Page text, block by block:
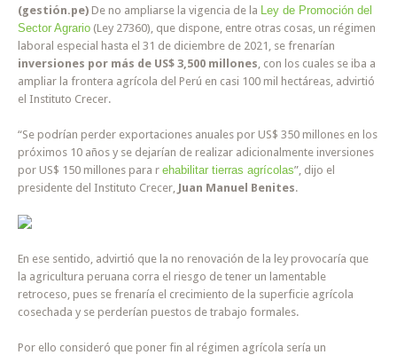
(gestión.pe) De no ampliarse la vigencia de la Ley de Promoción del
Sector Agrario (Ley 27360), que dispone, entre otras cosas, un régimen
laboral especial hasta el 31 de diciembre de 2021, se frenarían
inversiones por más de US$ 3,500 millones , con los cuales se iba a
ampliar la frontera agrícola del Perú en casi 100 mil hectáreas, advirtió
el Instituto Crecer.
“Se podrían perder exportaciones anuales por US$ 350 millones en los
próximos 10 años y se dejarían de realizar adicionalmente inversiones
por US$ 150 millones para r ehabilitar tierras agrícolas”, dijo el
presidente del Instituto Crecer, Juan Manuel Benites.
En ese sentido, advirtió que la no renovación de la ley provocaría que
la agricultura peruana corra el riesgo de tener un lamentable
retroceso, pues se frenaría el crecimiento de la superficie agrícola
cosechada y se perderían puestos de trabajo formales.
Por ello consideró que poner fin al régimen agrícola sería un